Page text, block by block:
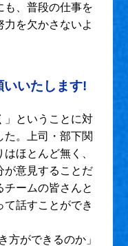
も、普段の仕事を
を欠かさないよ
いたします!
」ということに対
た。上司・部下関
ほとんど無く、
が意見することだ
チームの皆さんと
て話すことができ
方ができるのか」